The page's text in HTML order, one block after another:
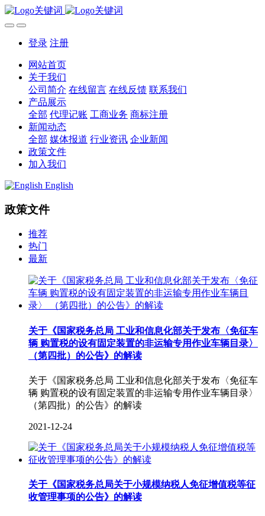
登录 注册
网站首页
关于我们
公司简介 在线留言 在线反馈 联系我们
产品展示
全部 代理记账 工商业务 商标注册
新闻动态
全部 媒体报道 行业资讯 企业新闻
政策文件
加入我们
English
政策文件
推荐
热门
最新
关于《国家税务总局 工业和信息化部关于发布〈免征车
辆 购置税的设有固定装置的非运输专用作业车辆目录〉
（第四批）的公告》的解读
关于《国家税务总局 工业和信息化部关于发布〈免征车
辆 购置税的设有固定装置的非运输专用作业车辆目录〉
（第四批）的公告》的解读
2021-12-24
关于《国家税务总局关于小规模纳税人免征增值税等征
收管理事项的公告》的解读